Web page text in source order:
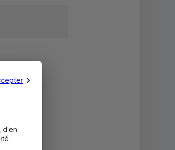
d'en